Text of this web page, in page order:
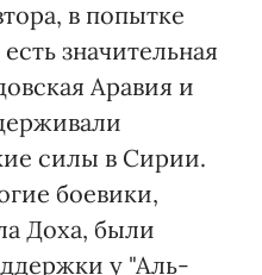
в попытке
значительная
Аравия и
силы в Сирии.
боевики,
Доха, были
у "Аль-